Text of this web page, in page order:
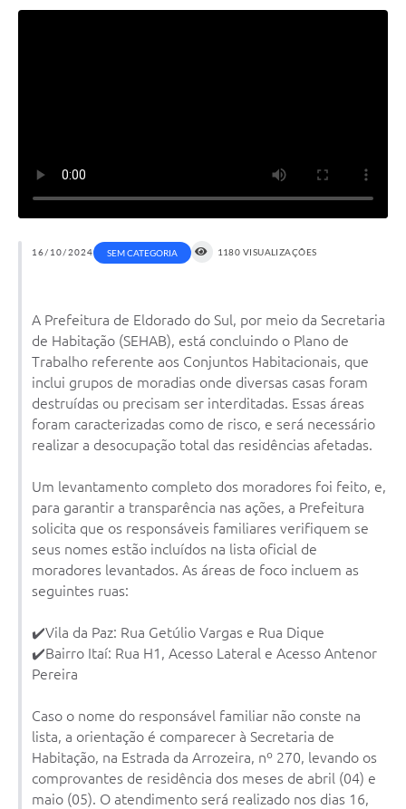
16/10/2024 SEM CATEGORIA 1180 VISUALIZAÇÕES
A Prefeitura de Eldorado do Sul, por meio da Secretaria
de Habitação (SEHAB), está concluindo o Plano de
Trabalho referente aos Conjuntos Habitacionais, que
inclui grupos de moradias onde diversas casas foram
destruídas ou precisam ser interditadas. Essas áreas
foram caracterizadas como de risco, e será necessário
realizar a desocupação total das residências afetadas.
Um levantamento completo dos moradores foi feito, e,
para garantir a transparência nas ações, a Prefeitura
solicita que os responsáveis familiares verifiquem se
seus nomes estão incluídos na lista oficial de
moradores levantados. As áreas de foco incluem as
seguintes ruas:
✔️Vila da Paz: Rua Getúlio Vargas e Rua Dique
✔️Bairro Itaí: Rua H1, Acesso Lateral e Acesso Antenor
Pereira
Caso o nome do responsável familiar não conste na
lista, a orientação é comparecer à Secretaria de
Habitação, na Estrada da Arrozeira, nº 270, levando os
comprovantes de residência dos meses de abril (04) e
maio (05). O atendimento será realizado nos dias 16,